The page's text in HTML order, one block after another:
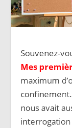
Souvenez-
Mes
maximum
nous avait
interrogation